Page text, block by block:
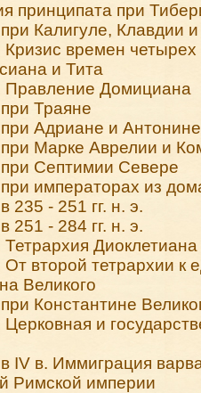
принципата при
Калигуле, Клавдии
времен
и Тита
Правление Домициана
Траяне
Адриане и
Марке Аврелии и
Септимии Севере
императорах из
235 - 251 гг. н. э.
251 - 284 гг. н. э.
Диоклетиана
второй тетрархии к
Великого
Константине
и
IV в. Иммиграция
Римской империи